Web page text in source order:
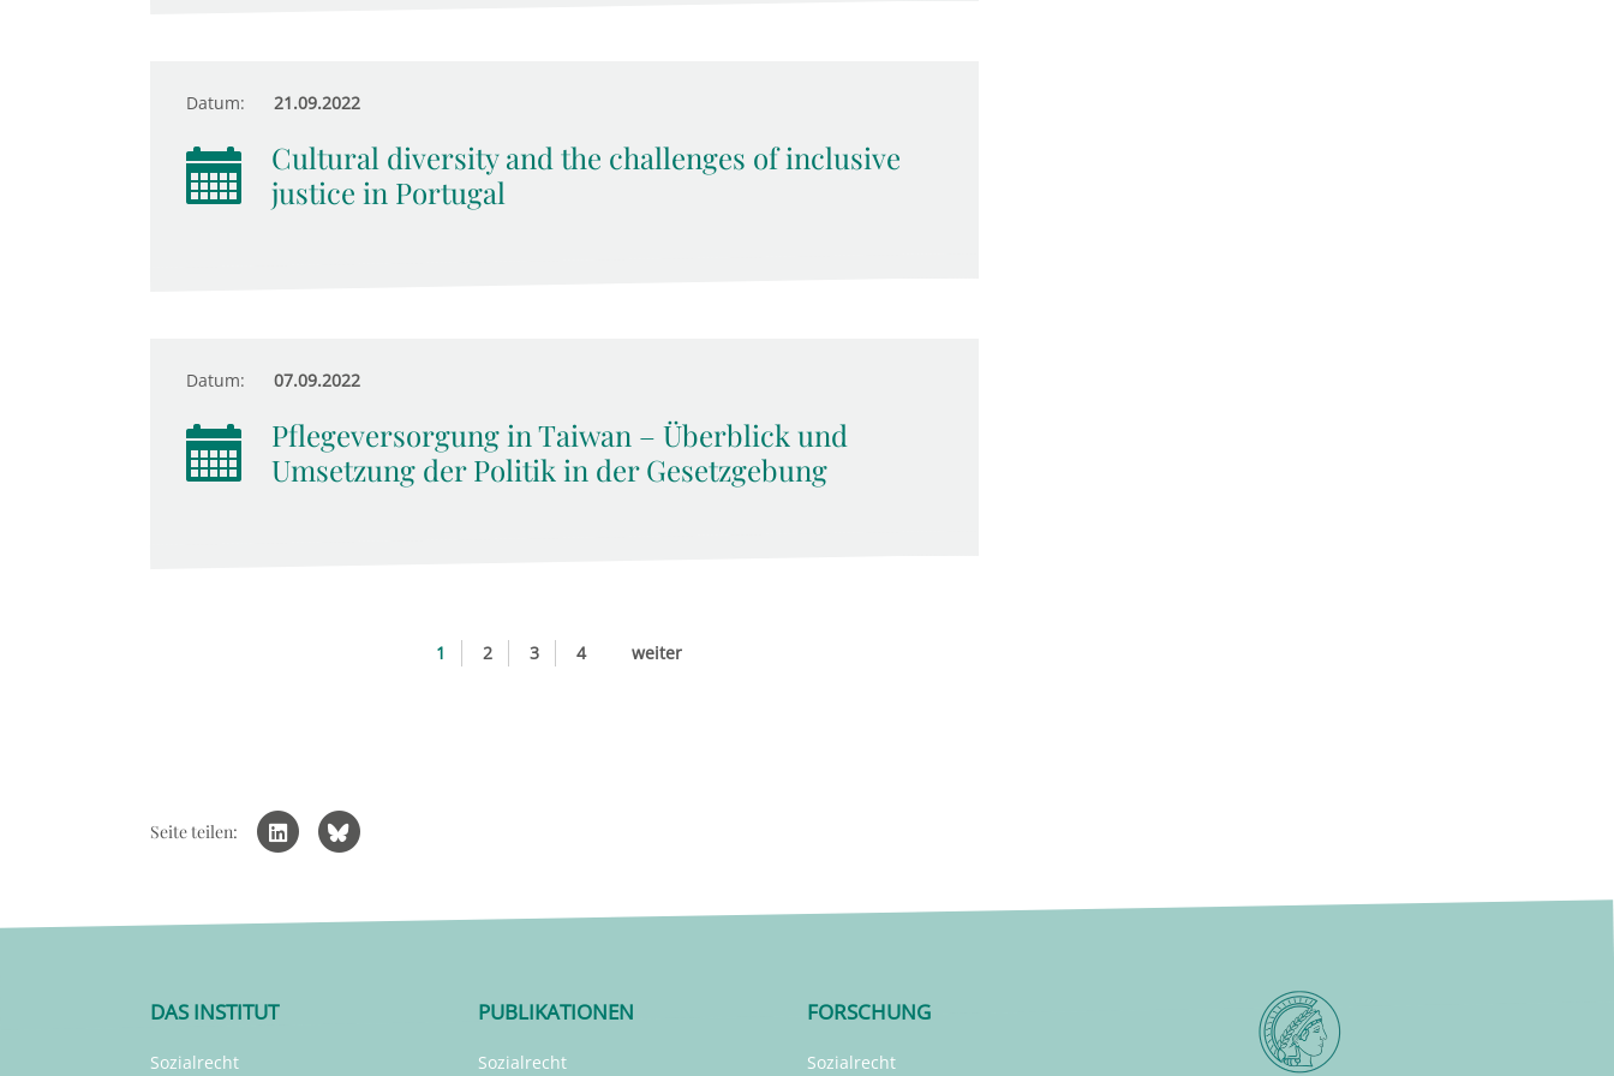
Datum: 21.09.2022
Cultural diversity and the challenges of inclusive
justice in Portugal
Datum: 07.09.2022
Pflegeversorgung in Taiwan – Überblick und
Umsetzung der Politik in der Gesetzgebung
1 2 3 4 weiter
Seite teilen:
DAS INSTITUT
Sozialrecht
PUBLIKATIONEN
Sozialrecht
FORSCHUNG
Sozialrecht